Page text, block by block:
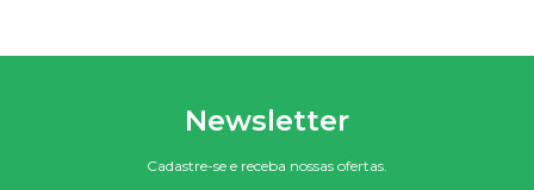
Newsletter
Cadastre-se e receba nossas ofertas.